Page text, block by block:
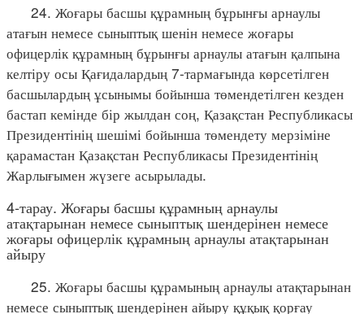
24. Жоғары басшы құрамның бұрынғы арнаулы
атағын немесе сыныптық шенін немесе жоғары
офицерлік құрамның бұрынғы арнаулы атағын қалпына
келтіру осы Қағидалардың 7-тармағында көрсетілген
басшылардың ұсынымы бойынша төмендетілген кезден
бастап кемінде бір жылдан соң, Қазақстан Республикасы
Президентінің шешімі бойынша төмендету мерзіміне
қарамастан Қазақстан Республикасы Президентінің
Жарлығымен жүзеге асырылады.
4-тарау. Жоғары басшы құрамның арнаулы
атақтарынан немесе сыныптық шендерінен немесе
жоғары офицерлік құрамның арнаулы атақтарынан
айыру
25. Жоғары басшы құрамының арнаулы атақтарынан
немесе сыныптық шендерінен айыру құқық қорғау